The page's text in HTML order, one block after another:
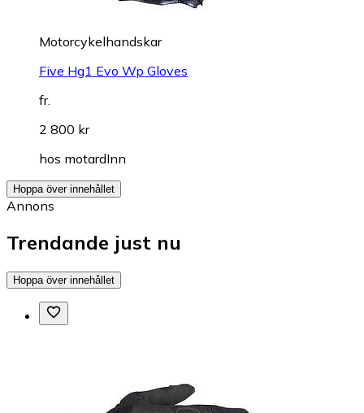
Motorcykelhandskar
Five Hg1 Evo Wp Gloves
fr.
2 800 kr
hos motardInn
Hoppa över innehållet
Annons
Trendande just nu
Hoppa över innehållet